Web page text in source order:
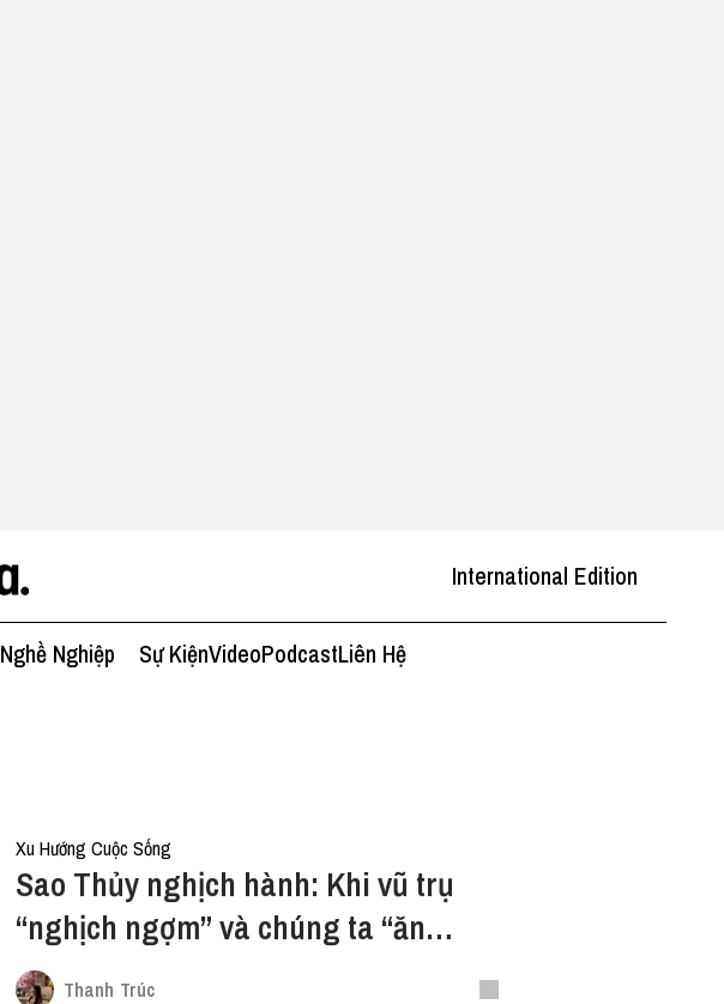
International Edition
Nghề Nghiệp Sự KiệnVideoPodcastLiên Hệ
Xu Hướng Cuộc Sống
Sao Thủy nghịch hành: Khi vũ trụ
“nghịch ngợm” và chúng ta “ăn
hành”?Thanh Trúc